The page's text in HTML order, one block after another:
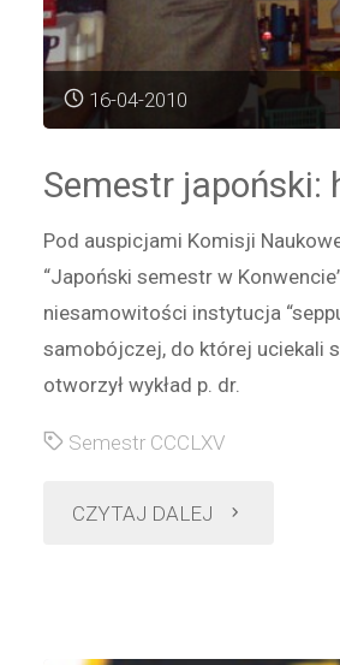
16-04-2010
Semestr japoński:
Pod auspicjami Komisji
“Japoński semestr w
niesamowitości instytucja
samobójczej, do której uciekali
otworzył wykład p. dr.
Semestr CCCLXV
CZYTAJ DALEJ "Semestr